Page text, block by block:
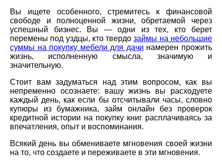
Вы ищете особенного, стремитесь к финансовой
свободе и полноценной жизни, обретаемой через
успешный бизнес. Вы — одни из тех, кто берет
перемены под уздцы, кто твердозаймы на небольшие
суммы на покупку мебели для дачи намерен прожить
жизнь, исполненную смысла, значимую и
значительную.
Стоит вам задуматься над этим вопросом, как вы
непременно осознаете: вашу жизнь вы расходуете
каждый день, как если бы отсчитывали часы, словно
купюры из бумажника, займ онлайн без проверок
кредитной истории на покупку книг расплачиваясь за
впечатления, опыт и воспоминания.
Всякий день вы обмениваете мгновения своей жизни
на то, что создаете и переживаете в эти мгновения.